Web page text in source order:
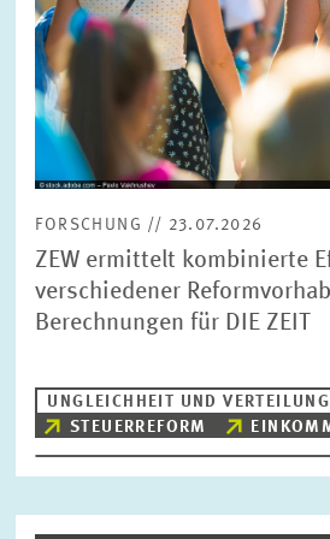
FORSCHUNG // 23.07.2026
ZEW ermittelt kombinierte
verschiedener
Berechnungen für DIE ZEIT
UNGLEICHHEIT UND
STEUERREFORM